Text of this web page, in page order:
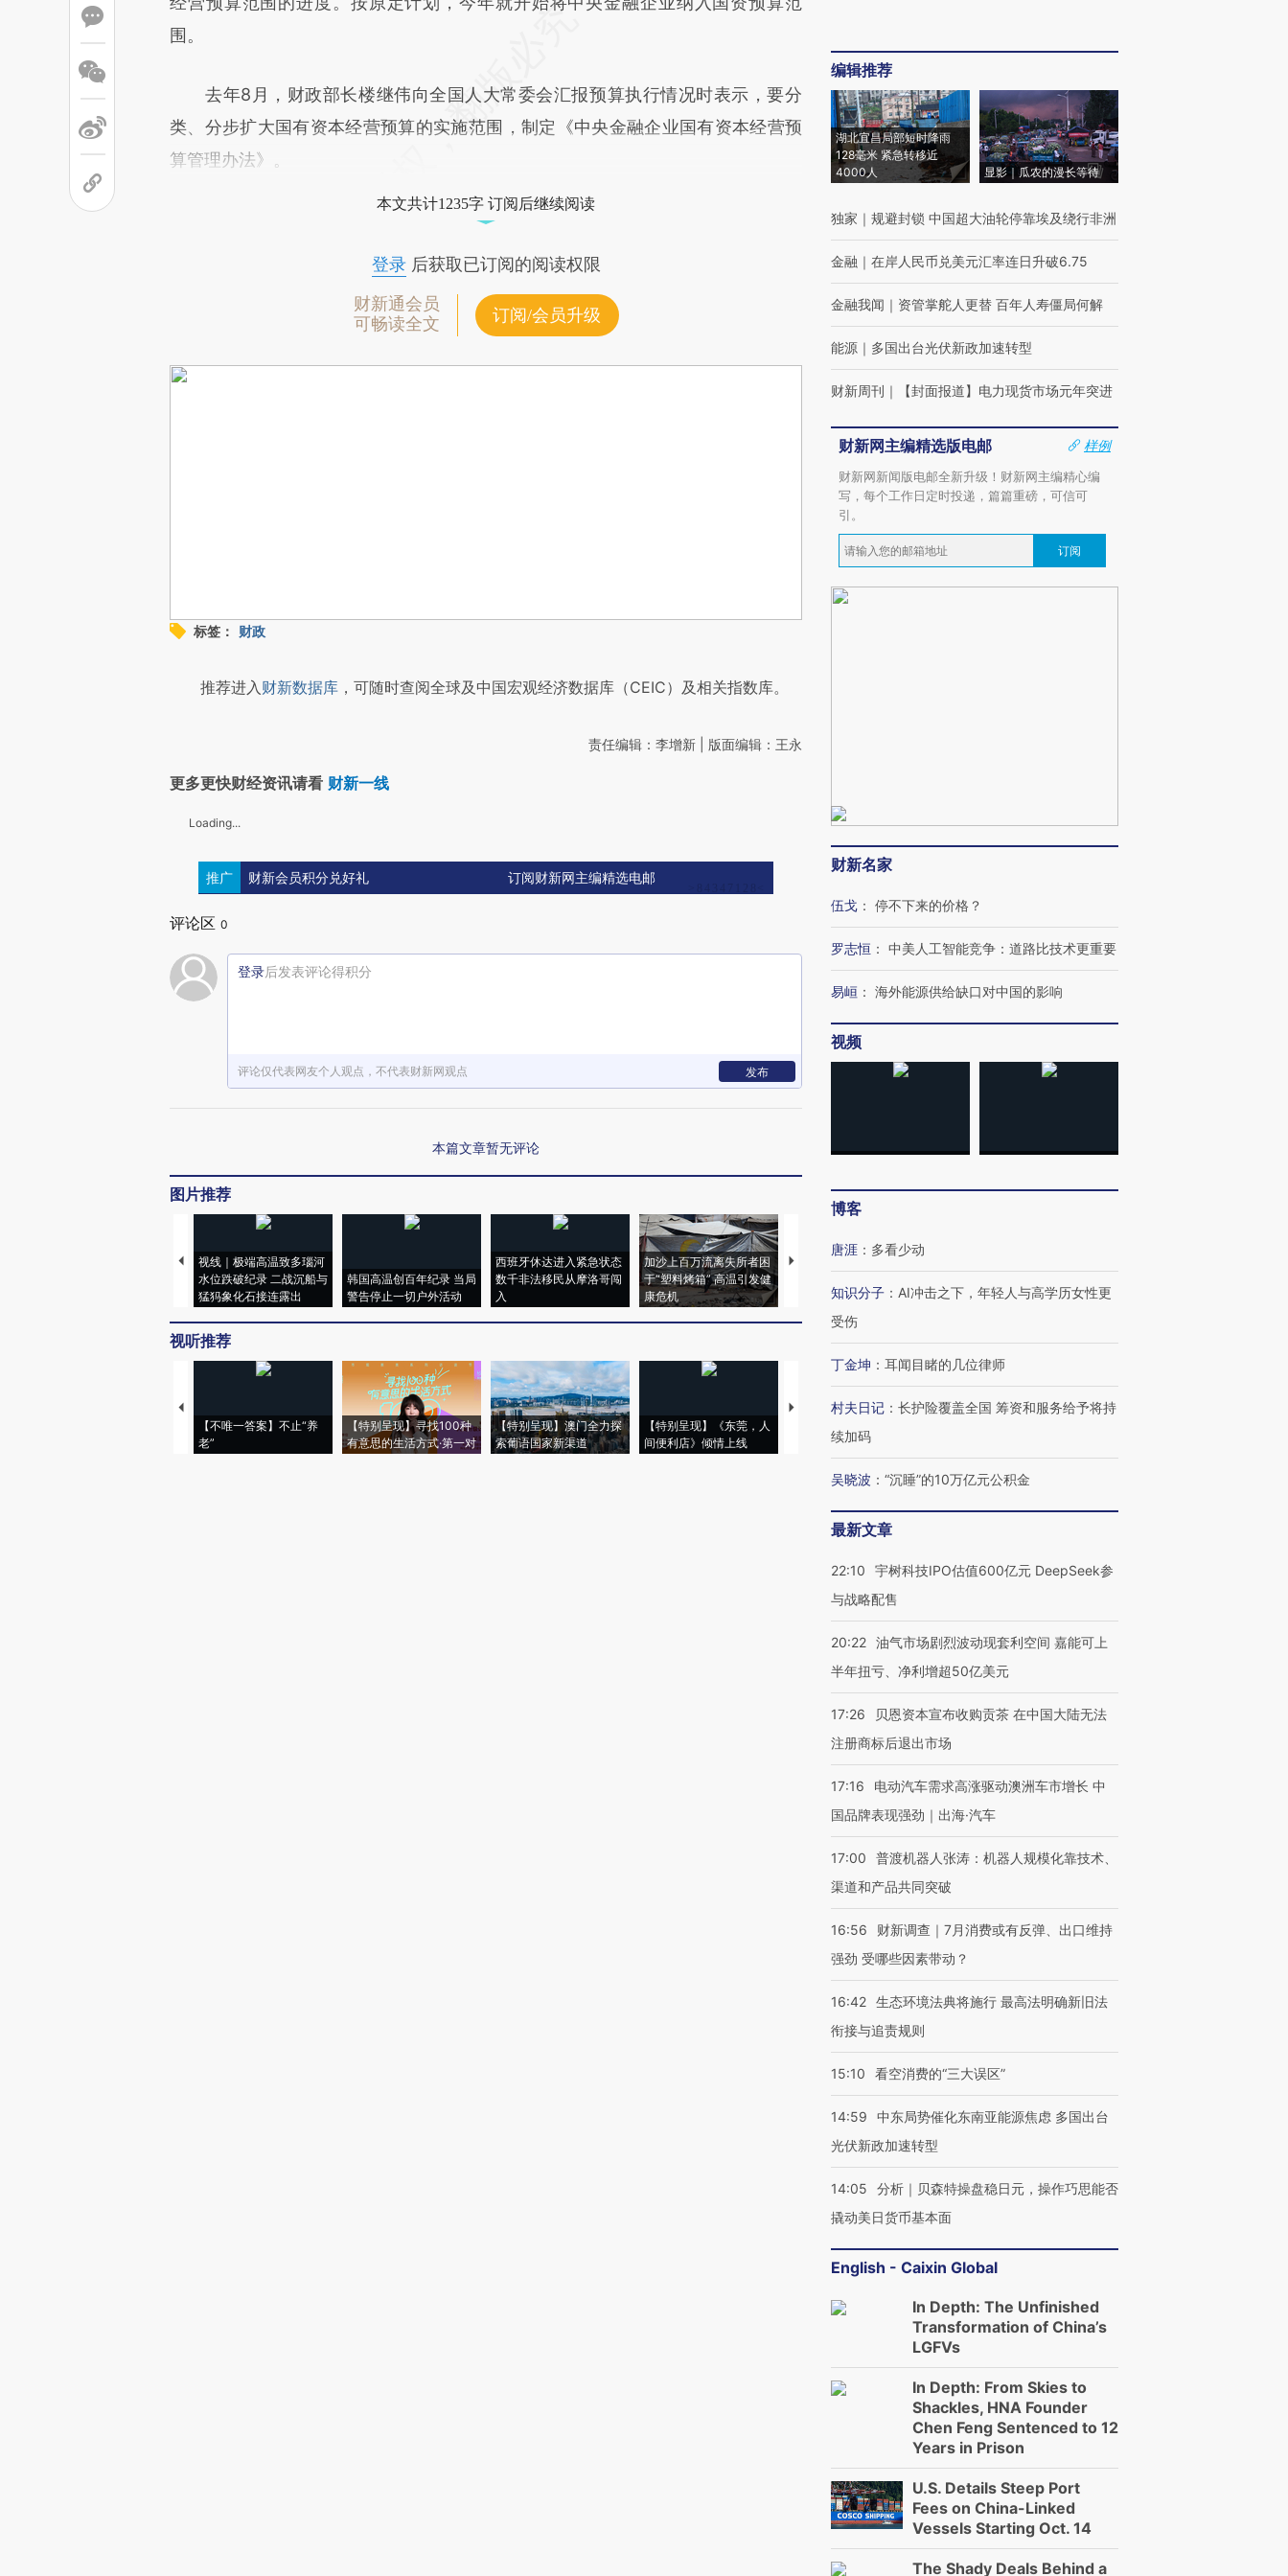
围。
去年8月，财政部长楼继伟向全国人大常委会汇报预算执行情况时表示，要分
类、分步扩大国有资本经营预算的实施范围，制定《中央金融企业国有资本经营预
算管理办法》。
本文共计1235字 订阅后继续阅读
登录后获取已订阅的阅读权限
财新通会员
可畅读全文
订阅/会员升级
标签： 财政
推荐进入财新数据库 ，可随时查阅全球及中国宏观经济数据库（CEIC）及相关指数库。
责任编辑：李增新 | 版面编辑：王永
更多更快财经资讯请看 财新一线
Loading...
推广 财新会员积分兑好礼 订阅财新网主编精选电邮
评论区 0
登录后发表评论得积分
评论仅代表网友个人观点，不代表财新网观点 发布
本篇文章暂无评论
图片推荐
视线｜极端高温致多瑙河
水位跌破纪录 二战沉船与
猛犸象化石接连露出
韩国高温创百年纪录 当局
警告停止一切户外活动
西班牙休达进入紧急状态
数千非法移民从摩洛哥闯
入
加沙上百万流离失所者困
于“塑料烤箱” 高温引发健
康危机
视线｜HYROX的吸金
心“花钱找虐”？
毒品
育部长拱下台
视听推荐
【不唯一答案】不止“养
老”
【特别呈现】寻找100种
有意思的生活方式·第一对
【特别呈现】澳门全力探
索葡语国家新渠道
【特别呈现】《东莞，人
间便利店》倾情上线
【推广】走进第四届链博
【商旅对话】华住集团
编辑推荐
湖北宜昌局部短时降雨
128毫米 紧急转移近
4000人
显影｜瓜农的漫长等待
独家 ｜ 规避封锁 中国超大油轮停靠埃及绕行非洲
金融 ｜ 在岸人民币兑美元汇率连日升破6.75
金融我闻 ｜ 资管掌舵人更替 百年人寿僵局何解
能源 ｜ 多国出台光伏新政加速转型
财新周刊 ｜ 【封面报道】电力现货市场元年突进
财新网主编精选版电邮
样例
财新网新闻版电邮全新升级！财新网主编精心编
写，每个工作日定时投递，篇篇重磅，可信可
引。
订阅
财新名家
伍戈 ： 停不下来的价格？
罗志恒 ： 中美人工智能竞争：道路比技术更重要
易峘 ： 海外能源供给缺口对中国的影响
视频
博客
唐涯 ： 多看少动
知识分子 ： AI冲击之下，年轻人与高学历女性更
受伤
丁金坤 ： 耳闻目睹的几位律师
村夫日记 ： 长护险覆盖全国 筹资和服务给予将持
续加码
吴晓波 ： “沉睡”的10万亿元公积金
最新文章
22:10
宇树科技IPO估值600亿元 DeepSeek参
与战略配售
20:22 油气市场剧烈波动现套利空间 嘉能可上
半年扭亏、净利增超50亿美元
17:26
贝恩资本宣布收购贡茶 在中国大陆无法
注册商标后退出市场
17:16
电动汽车需求高涨驱动澳洲车市增长 中
国品牌表现强劲｜出海·汽车
17:00
普渡机器人张涛：机器人规模化靠技术、
渠道和产品共同突破
16:56
财新调查｜7月消费或有反弹、出口维持
强劲 受哪些因素带动？
16:42 生态环境法典将施行 最高法明确新旧法
衔接与追责规则
15:10 看空消费的“三大误区”
14:59
中东局势催化东南亚能源焦虑 多国出台
光伏新政加速转型
14:05
分析｜贝森特操盘稳日元，操作巧思能否
撬动美日货币基本面
English - Caixin Global
In Depth: The Unfinished
Transformation of China’s
LGFVs
In Depth: From Skies to
Shackles, HNA Founder
Chen Feng Sentenced to 12
Years in Prison
U.S. Details Steep Port
Fees on China-Linked
Vessels Starting Oct. 14
The Shady Deals Behind a